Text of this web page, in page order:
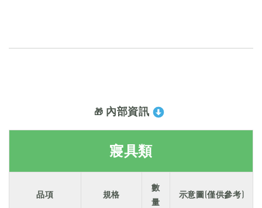
🎁 內部資訊
寢具類
品項 規格
數
量
示意圖(僅供參考)